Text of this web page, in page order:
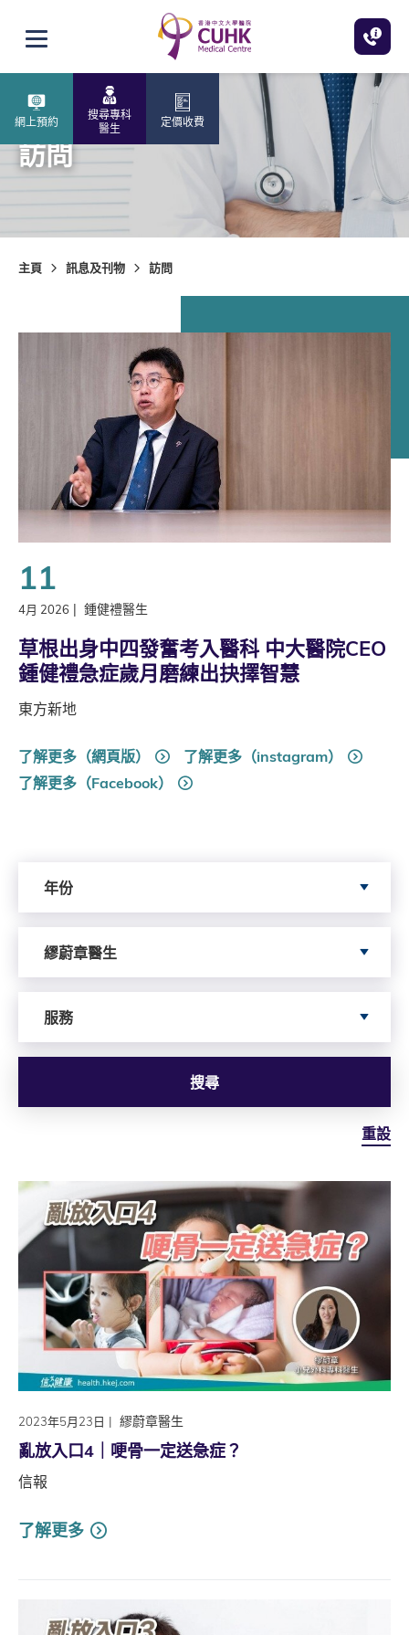
打開選單
網上預約
搜尋專科
醫生
定價收費
訪問
主頁 訊息及刊物 訪問
11
4月 2026 | 鍾健禮醫生
草根出身中四發奮考入醫科 中大醫院CEO
鍾健禮急症歲月磨練出抉擇智慧
東方新地
了解更多（網頁版）
了解更多（instagram）
了解更多（Facebook）
年份
繆蔚章醫生
服務
搜尋
重設
2023年5月23日 | 繆蔚章醫生
亂放入口4｜哽骨一定送急症？
信報
了解更多